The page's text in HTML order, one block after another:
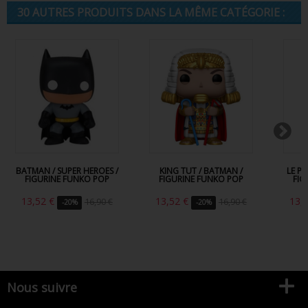
30 AUTRES PRODUITS DANS LA MÊME CATÉGORIE :
BATMAN / SUPER HEROES /
FIGURINE FUNKO POP
13,52 € -20% 16,90 €
KING TUT / BATMAN /
FIGURINE FUNKO POP
13,52 € -20% 16,90 €
LE
Nous suivre